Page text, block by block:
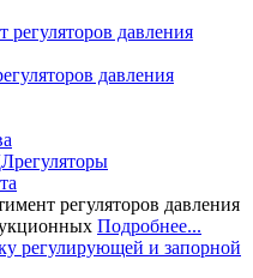
давления
регуляторы
регуляторов давления
Подробнее...